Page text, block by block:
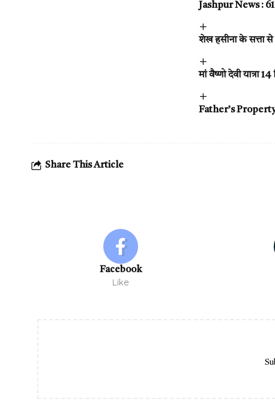
Jashpur News :
शेख हसीना के सत्ता से
मां वैष्णो देवी यात्रा
Father’s Property
Share This Article
Facebook
Like